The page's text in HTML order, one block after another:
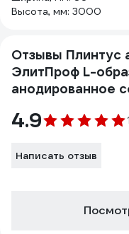
Высота, мм: 3000
Отзывы
ЭлитПроф L-
анодированное
4.9
Написать отзыв